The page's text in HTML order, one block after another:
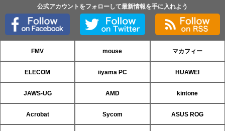
公式アカウントをフォローして最新情報を手に入れよう
FMV mouse マカフィー
ELECOM iiyama PC HUAWEI
JAWS-UG AMD kintone
Acrobat Sycom ASUS ROG